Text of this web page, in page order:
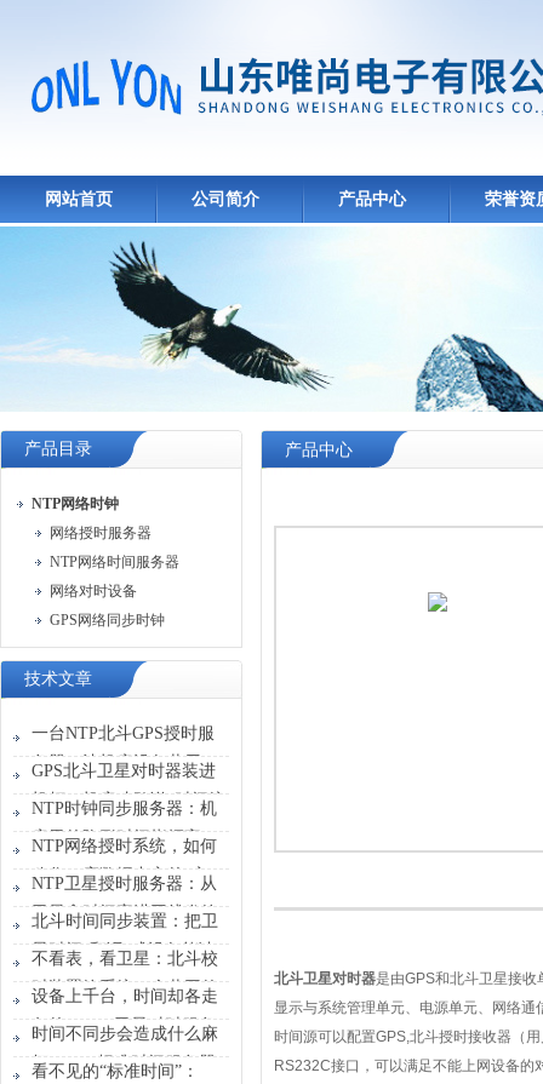
网站首页 公司简介 产品中心 荣誉资
产品目录
NTP网络时钟
网络授时服务器
NTP网络时间服务器
网络对时设备
GPS网络同步时钟
技术文章
一台NTP北斗GPS授时服
务器，让机房设备共用一
张“时刻表”
GPS北斗卫星对时器装进
机柜，机房才敢说“时间统
一”
NTP时钟同步服务器：机
房里的隐形时间指挥官
NTP网络授时系统，如何
稳住一座数据中心的“心
跳”？
NTP卫星授时服务器：从
卫星拿时间塞进网线发给
设备
北斗时间同步装置：把卫
星时间“翻译”成设备能读
懂的信号
不看表，看卫星：北斗校
时装置给系统一个共同的
时间原点
设备上千台，时间却各走
各的？GPS卫星对时服务
器能做什么？
时间不同步会造成什么麻
烦？GPS标准时间服务器
看不见的“标准时间”：
产品中心
北斗卫星对时器是由GPS和北斗卫星接收
显示与系统管理单元、电源单元、网络
时间源可以配置GPS,北斗授时接收器（
RS232C接口，可以满足不能上网设备的